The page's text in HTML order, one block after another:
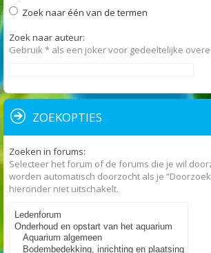
Zoek naar één van de termen
Zoek naar auteur:
Gebruik * als een joker voor gedeeltelijke
ZOEKOPTIES
Zoeken in forums:
Selecteer het forum of de forums die je wil
worden automatisch doorzocht als je
hieronder niet uitschakelt.